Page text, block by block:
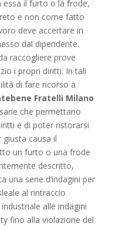
essa il furto o la frode,
e non come fatto
deve accertare in
dal dipendente.
raccogliere prove
i propri diritti. In tali
di fare ricorso a
Fratelli Milano
che permettano
e di poter ristorarsi
giusta causa il
un furto o una frode
descritto,
una serie d’indagini per
al rintraccio
alle indagini
fino alla violazione del